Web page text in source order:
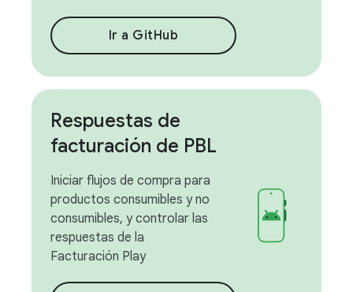
Ir a GitHub
Respuestas de
facturación de PBL
Iniciar flujos de compra para
productos consumibles y no
consumibles, y controlar las
respuestas de la
Facturación Play